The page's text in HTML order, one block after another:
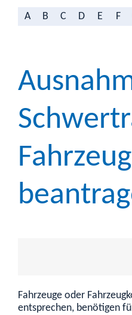
A B C D E F
Fahrzeuge oder
entsprechen, benötigen